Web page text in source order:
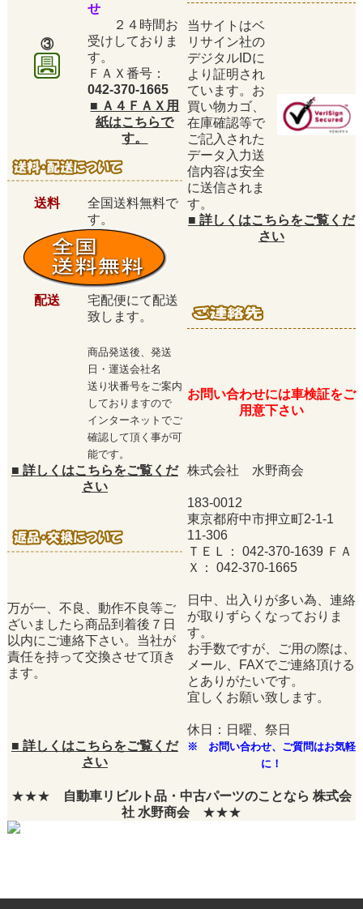
③
せ
２４時間お
受けしておりま
す。
ＦＡＸ番号：
042-370-1665
当サイトはベ
リサイン社の
デジタルIDに
より証明され
ています。お
買い物カゴ、
在庫確認等で
ご記入された
データ入力送
信内容は安全
に送信されま
す。
■ 詳しくはこちらをご覧くだ
さい
■ Ａ４ＦＡＸ用
紙はこちらで
す。
送料
全国送料無料で
す。
配送
宅配便にて配送
致します。
商品発送後、発送
日・運送会社名
送り状番号をご案内
しておりますので
インターネットでご
確認して頂く事が可
能です。
お問い合わせには車検証をご
用意下さい
■ 詳しくはこちらをご覧くだ
さい
株式会社 水野商会
183-0012
東京都府中市押立町2-1-1
11-306
ＴＥＬ： 042-370-1639 ＦＡ
Ｘ： 042-370-1665
日中、出入りが多い為、連絡
が取りずらくなっておりま
す。
お手数ですが、ご用の際は、
メール、FAXでご連絡頂ける
とありがたいです。
宜しくお願い致します。
休日：日曜、祭日
万が一、不良、動作不良等ご
ざいましたら商品到着後７日
以内にご連絡下さい。当社が
責任を持って交換させて頂き
ます。
■ 詳しくはこちらをご覧くだ
さい
※ お問い合わせ、ご質問はお気軽
に！
★★★
自動車リビルト品・中古パーツのことなら 株式会
社 水野商会
★★★